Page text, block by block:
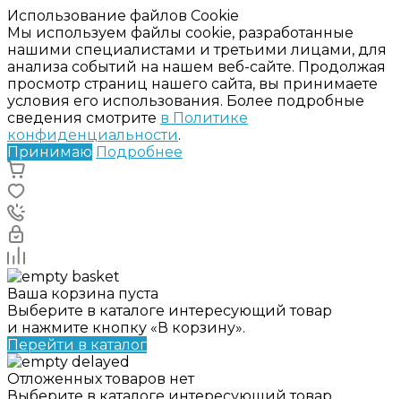
Использование файлов Cookie
Мы используем файлы cookie, разработанные
нашими специалистами и третьими лицами, для
анализа событий на нашем веб-сайте. Продолжая
просмотр страниц нашего сайта, вы принимаете
условия его использования. Более подробные
сведения смотрите в Политике
конфиденциальности.
Принимаю Подробнее
Ваша корзина пуста
Выберите в каталоге интересующий товар
и нажмите кнопку «В корзину».
Перейти в каталог
Отложенных товаров нет